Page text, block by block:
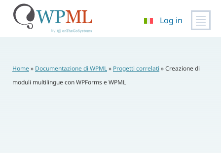
contenuto
Log in
Home» Documentazione di WPML» Progetti correlati »Creazione di
moduli multilingue con WPForms e WPML